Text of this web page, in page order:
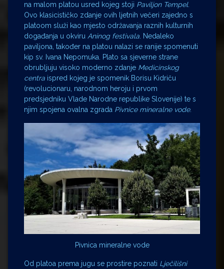
na malom platou usred kojeg stoji Paviljon Tempel.
Ovo klasicističko zdanje ovih ljetnih večeri zajedno s
platoom služi kao mjesto održavanja raznih kulturnih
događanja u okviru Aninog festivala. Nedaleko
paviljona, također na platou nalazi se ranije spomenuti
kip sv. Ivana Nepomuka. Plato sa sjeverne strane
obrubljuju visoko moderno zdanje Medicinskog
centra ispred kojeg je spomenik Borisu Kidriču
(revolucionaru, narodnom heroju i prvom
predsjedniku Vlade Narodne republike Slovenije) te s
njim spojena ovalna zgrada Pivnice mineralne vode.
Pivnica mineralne vode
Od platoa prema jugu se prostire poznati Lječilišni